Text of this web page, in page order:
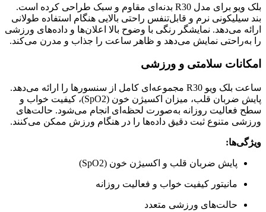
بلک ویو برای مدل R30 بدنه‌ای مقاوم و سبک طراحی کرده است.
بند سیلیکونی نرم و قابل‌تنفس راحتی بالایی هنگام استفاده طولانی
ارائه می‌دهد. نمایشگر رنگی با وضوح بالا اعلان‌ها و داده‌های ورزشی
را به‌راحتی نمایش می‌دهد و ظاهر ساعت را جذاب و مدرن می‌کند.
امکانات سلامتی و ورزشی
ساعت بلک ویو R30 مجموعه‌ای کامل از سنسورها را ارائه می‌دهد.
پایش ضربان قلب، میزان اکسیژن خون (SpO2)، کیفیت خواب و
سطح فعالیت روزانه به‌صورت لحظه‌ای انجام می‌شود. حالت‌های
ورزشی متنوع ثبت دقیق داده‌ها را در هنگام ورزش ممکن می‌کنند.
ویژگی‌ها:
پایش ضربان قلب و اکسیژن خون (SpO2)
مانیتور کیفیت خواب و فعالیت روزانه
حالت‌های ورزشی متعدد